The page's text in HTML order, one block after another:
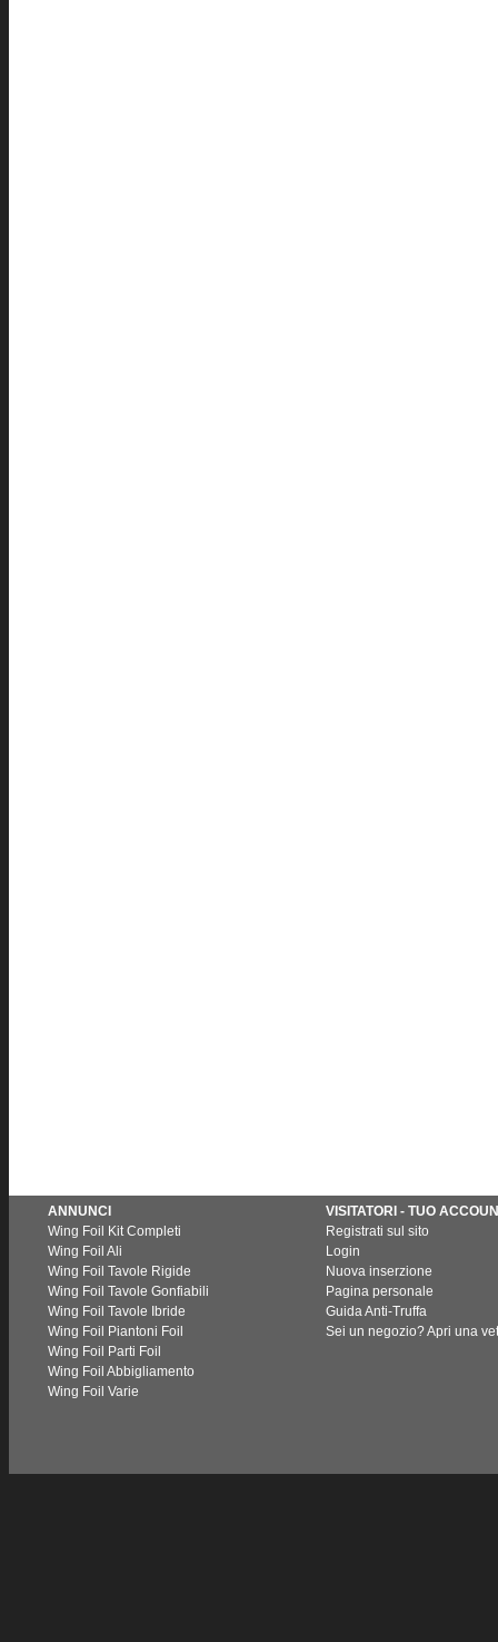
ANNUNCI
Wing Foil Kit Completi
Wing Foil Ali
Wing Foil Tavole Rigide
Wing Foil Tavole Gonfiabili
Wing Foil Tavole Ibride
Wing Foil Piantoni Foil
Wing Foil Parti Foil
Wing Foil Abbigliamento
Wing Foil Varie
VISITATORI - TUO
Registrati sul sito
Login
Nuova inserzione
Pagina personale
Guida Anti-Truffa
Sei un negozio? Apri una